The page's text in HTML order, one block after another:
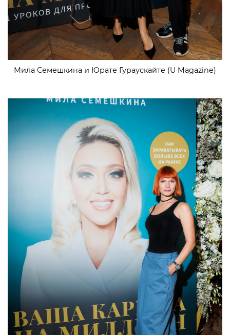
Мила Семешкина и Юрате Гураускайте (U Magazine)